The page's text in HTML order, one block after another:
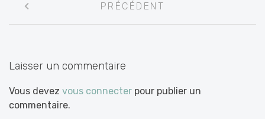
entre
PRÉCÉDENT
Laisser un commentaire
Vous devez vous connecter pour publier un
commentaire.